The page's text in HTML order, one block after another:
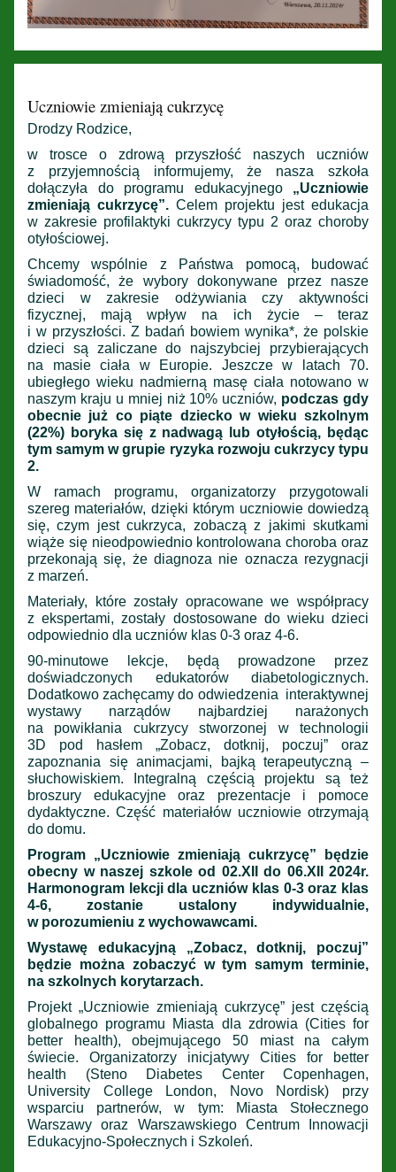
Uczniowie zmieniają cukrzycę
Drodzy Rodzice,
w trosce o zdrową przyszłość naszych uczniów
z przyjemnością informujemy, że nasza szkoła
dołączyła do programu edukacyjnego „Uczniowie
zmieniają cukrzycę”. Celem projektu jest edukacja
w zakresie profilaktyki cukrzycy typu 2 oraz choroby
otyłościowej.
Chcemy wspólnie z Państwa pomocą, budować
świadomość, że wybory dokonywane przez nasze
dzieci w zakresie odżywiania czy aktywności
fizycznej, mają wpływ na ich życie – teraz
i w przyszłości. Z badań bowiem wynika*, że polskie
dzieci są zaliczane do najszybciej przybierających
na masie ciała w Europie. Jeszcze w latach 70.
ubiegłego wieku nadmierną masę ciała notowano w
naszym kraju u mniej niż 10% uczniów, podczas gdy
obecnie już co piąte dziecko w wieku szkolnym
(22%) boryka się z nadwagą lub otyłością, będąc
tym samym w grupie ryzyka rozwoju cukrzycy typu
2.
W ramach programu, organizatorzy przygotowali
szereg materiałów, dzięki którym uczniowie dowiedzą
się, czym jest cukrzyca, zobaczą z jakimi skutkami
wiąże się nieodpowiednio kontrolowana choroba oraz
przekonają się, że diagnoza nie oznacza rezygnacji
z marzeń.
Materiały, które zostały opracowane we współpracy
z ekspertami, zostały dostosowane do wieku dzieci
odpowiednio dla uczniów klas 0-3 oraz 4-6.
90-minutowe lekcje, będą prowadzone przez
doświadczonych edukatorów diabetologicznych.
Dodatkowo zachęcamy do odwiedzenia interaktywnej
wystawy narządów najbardziej narażonych
na powikłania cukrzycy stworzonej w technologii
3D pod hasłem „Zobacz, dotknij, poczuj” oraz
zapoznania się animacjami, bajką terapeutyczną –
słuchowiskiem. Integralną częścią projektu są też
broszury edukacyjne oraz prezentacje i pomoce
dydaktyczne. Część materiałów uczniowie otrzymają
do domu.
Program „Uczniowie zmieniają cukrzycę” będzie
obecny w naszej szkole od 02.XII do 06.XII 2024r.
Harmonogram lekcji dla uczniów klas 0-3 oraz klas
4-6, zostanie ustalony indywidualnie,
w porozumieniu z wychowawcami.
Wystawę edukacyjną „Zobacz, dotknij, poczuj”
będzie można zobaczyć w tym samym terminie,
na szkolnych korytarzach.
Projekt „Uczniowie zmieniają cukrzycę” jest częścią
globalnego programu Miasta dla zdrowia (Cities for
better health), obejmującego 50 miast na całym
świecie. Organizatorzy inicjatywy Cities for better
health (Steno Diabetes Center Copenhagen,
University College London, Novo Nordisk) przy
wsparciu partnerów, w tym: Miasta Stołecznego
Warszawy oraz Warszawskiego Centrum Innowacji
Edukacyjno-Społecznych i Szkoleń.